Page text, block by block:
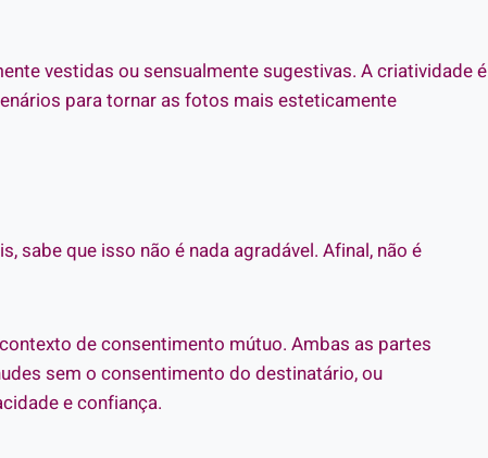
vestidas ou sensualmente sugestivas. A criatividade é
para tornar as fotos mais esteticamente
sabe que isso não é nada agradável. Afinal, não é
de consentimento mútuo. Ambas as partes
sem o consentimento do destinatário, ou
e confiança.